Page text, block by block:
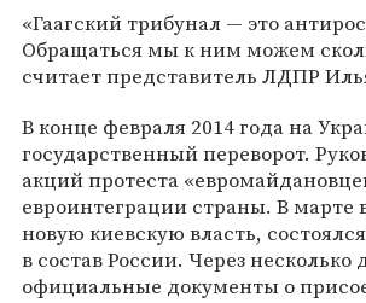
«Гаагский трибунал — это
Обращаться мы к ним можем
считает представитель ЛДПР
В конце февраля 2014 года на
государственный переворот.
акций протеста
евроинтеграции страны. В марте
новую киевскую власть,
в состав России. Через
официальные документы о